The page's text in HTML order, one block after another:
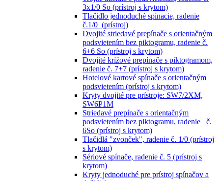
3x1/0 So (prístroj s krytom)
Tlačidlo jednoduché spínacie, radenie
č.1/0 (prístroj)
Dvojité striedavé prepínače s orientačným
podsvietením bez piktogramu, radenie č.
6+6 So (prístroj s krytom)
Dvojité krížové prepínače s piktogramom,
radenie č. 7+7 (prístroj s krytom)
Hotelové kartové spínače s orientačným
podsvietením (prístroj s krytom)
Kryty dvojité pre prístroje: SW7/2XM,
SW6P1M
Striedavé prepínače s orientačným
podsvietením bez piktogramu, radenie č.
6So (prístroj s krytom)
Tlačidlá "zvonček", radenie č. 1/0 (prístroj
s krytom)
Sériové spínače, radenie č. 5 (prístroj s
krytom)
Kryty jednoduché pre prístroj spínačov a